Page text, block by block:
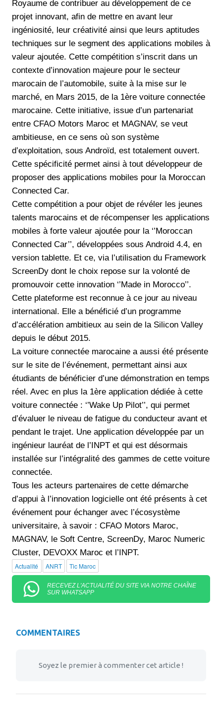
Royaume de contribuer au développement de ce
projet innovant, afin de mettre en avant leur
ingéniosité, leur créativité ainsi que leurs aptitudes
techniques sur le segment des applications mobiles à
valeur ajoutée. Cette compétition s’inscrit dans un
contexte d’innovation majeure pour le secteur
marocain de l’automobile, suite à la mise sur le
marché, en Mars 2015, de la 1ère voiture connectée
marocaine. Cette initiative, issue d’un partenariat
entre CFAO Motors Maroc et MAGNAV, se veut
ambitieuse, en ce sens où son système
d’exploitation, sous Androïd, est totalement ouvert.
Cette spécificité permet ainsi à tout développeur de
proposer des applications mobiles pour la Moroccan
Connected Car.
Cette compétition a pour objet de révéler les jeunes
talents marocains et de récompenser les applications
mobiles à forte valeur ajoutée pour la ‘’Moroccan
Connected Car’’, développées sous Android 4.4, en
version tablette. Et ce, via l’utilisation du Framework
ScreenDy dont le choix repose sur la volonté de
promouvoir cette innovation ‘’Made in Morocco’’.
Cette plateforme est reconnue à ce jour au niveau
international. Elle a bénéficié d’un programme
d’accélération ambitieux au sein de la Silicon Valley
depuis le début 2015.
La voiture connectée marocaine a aussi été présente
sur le site de l’événement, permettant ainsi aux
étudiants de bénéficier d’une démonstration en temps
réel. Avec en plus la 1ère application dédiée à cette
voiture connectée : ‘’Wake Up Pilot’’, qui permet
d’évaluer le niveau de fatigue du conducteur avant et
pendant le trajet. Une application développée par un
ingénieur lauréat de l’INPT et qui est désormais
installée sur l’intégralité des gammes de cette voiture
connectée.
Tous les acteurs partenaires de cette démarche
d’appui à l’innovation logicielle ont été présents à cet
événement pour échanger avec l’écosystème
universitaire, à savoir : CFAO Motors Maroc,
MAGNAV, le Soft Centre, ScreenDy, Maroc Numeric
Cluster, DEVOXX Maroc et l’INPT.
Actualité ANRT Tic Maroc
RECEVEZ L'ACTUALITÉ DU SITE VIA NOTRE CHAÎNE
SUR WHATSAPP
COMMENTAIRES
Soyez le premier à commenter cet article !